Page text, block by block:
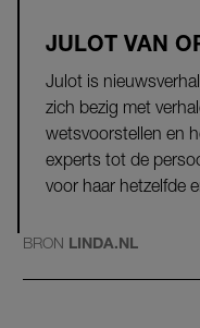
JULOT VAN
Julot is
zich bezig met
wetsvoorstellen en
experts tot de
voor haar hetzelfde
BRON LINDA.NL